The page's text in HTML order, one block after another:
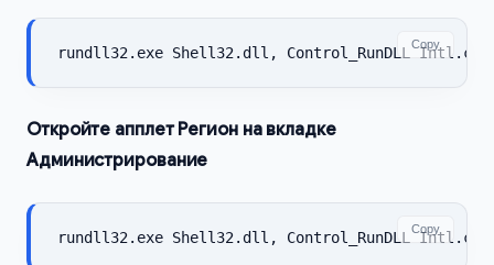
rundll32.exe Shell32.dll, Control_RunDLL
Copy
Откройте апплет Регион на вкладке
Администрирование
rundll32.exe Shell32.dll, Control_RunDLL
Copy